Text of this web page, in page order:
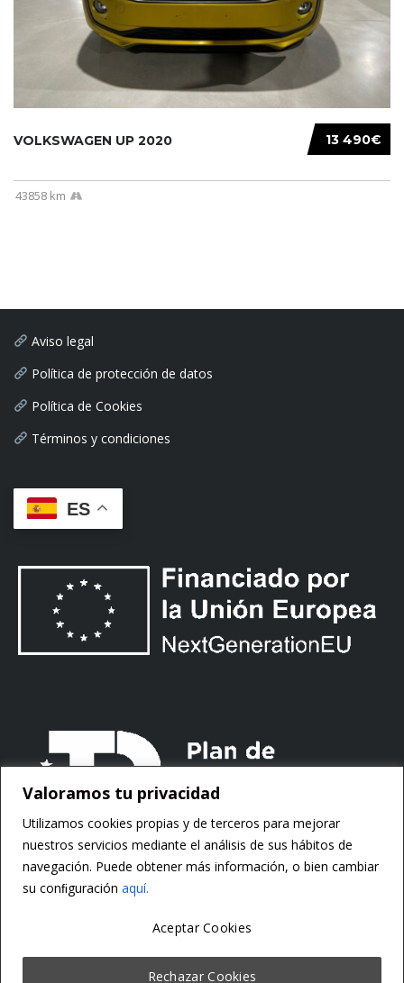
Valoramos tu privacidad
Utilizamos cookies propias y de terceros para mejorar
nuestros servicios mediante el análisis de sus hábitos de
navegación. Puede obtener más información, o bien cambiar
su conﬁguración aquí.
Rechazar Cookies
Aceptar Cookies
13 490€
VOLKSWAGEN UP 2020
43858 km
Aviso legal
Política de protección de datos
Política de Cookies
Términos y condiciones
ES